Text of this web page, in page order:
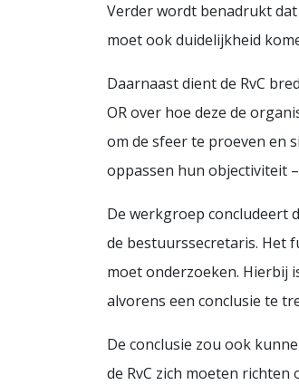
Verder wordt benadrukt
moet ook duidelijkheid
Daarnaast dient de RvC
OR over hoe deze de
om de sfeer te proeven en
oppassen hun objectiviteit
De werkgroep concludeert
de bestuurssecretaris. Het
moet onderzoeken. Hierbij
alvorens een conclusie te
De conclusie zou ook
de RvC zich moeten